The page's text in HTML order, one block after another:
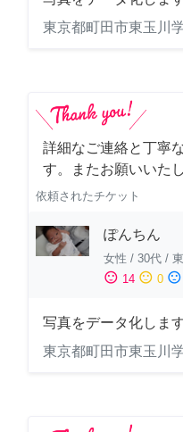
東京都町田市東玉川
詳細なご連絡と丁寧
す。またお願いいた
依頼されたチケット
ぽんちん
女性 / 30代 /
sentiment_satisfied 14 sentiment_neutral 0 sentiment_dissatisfied
写真をデータ化します
東京都町田市東玉川